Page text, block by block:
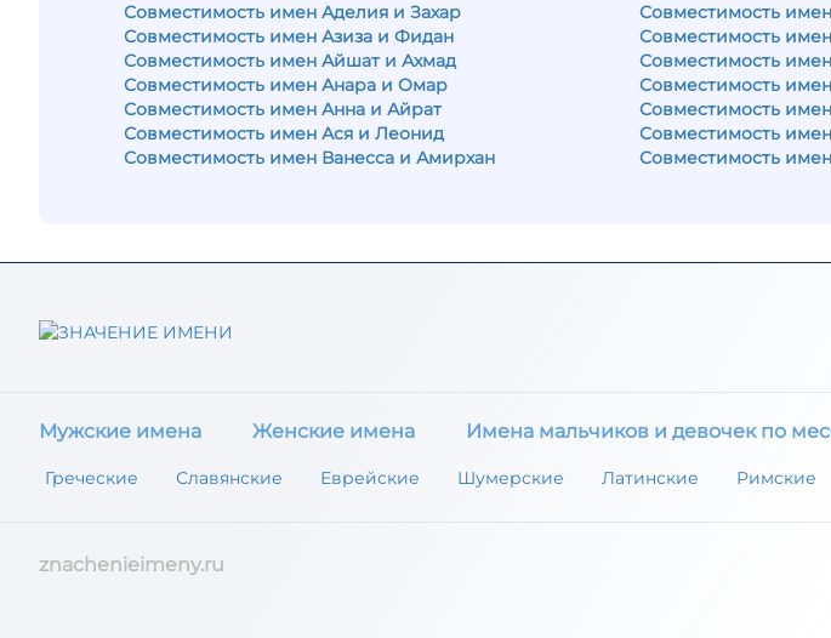
Совместимость имен Аделия и Захар
Совместимость имен Азиза и Фидан
Совместимость имен Айшат и Ахмад
Совместимость имен Анара и Омар
Совместимость имен Анна и Айрат
Совместимость имен Ася и Леонид
Совместимость имен Ванесса и Амирхан
Совместимость
Совместимость
Совместимость
Совместимость
Совместимость
Совместимость
Совместимость
Мужские имена Женские имена Имена мальчиков и девочек по
Греческие Славянские Еврейские Шумерские Латинские Римские
znachenieimeny.ru